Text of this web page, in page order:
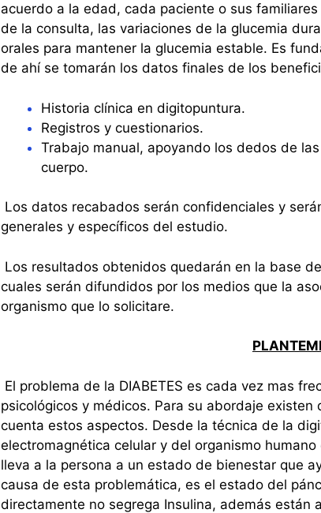
acuerdo a la edad, cada paciente o sus
de la consulta, las variaciones de la glucemia
orales para mantener la glucemia estable. Es
de ahí se tomarán los datos finales de los
Historia clínica en digitopuntura.
Registros y cuestionarios.
Trabajo manual, apoyando los dedos de
cuerpo.
Los datos recabados serán confidenciales y
generales y específicos del estudio.
Los resultados obtenidos quedarán en la base
cuales serán difundidos por los medios que la
organismo que lo solicitare.
El problema de la DIABETES es cada vez mas
psicológicos y médicos. Para su abordaje
cuenta estos aspectos. Desde la técnica de la
electromagnética celular y del organismo
lleva a la persona a un estado de bienestar que
causa de esta problemática, es el estado del
directamente no segrega Insulina, además están